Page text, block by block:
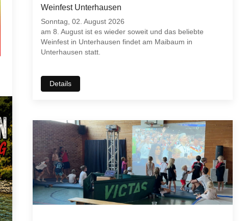
Weinfest Unterhausen
Sonntag, 02. August 2026
am 8. August ist es wieder soweit und das beliebte
Weinfest in Unterhausen findet am Maibaum in
Unterhausen statt.
Details